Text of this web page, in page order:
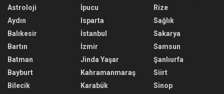
Astroloji
Aydın
Balıkesir
Bartın
Batman
Bayburt
Bilecik
İpucu
Isparta
İstanbul
İzmir
Jinda Yaşar
Kahramanmaraş
Karabük
Rize
Sağlık
Sakarya
Samsun
Şanlıurfa
Siirt
Sinop